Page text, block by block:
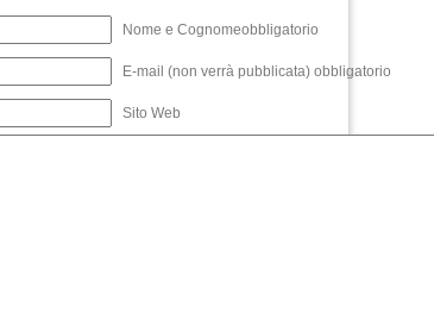
Nome e Cognomeobbligatorio
E-mail (non verrà pubblicata) obbligatorio
Sito Web